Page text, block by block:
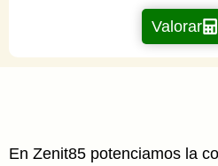
Valorar
En Zenit85 potenciamos la